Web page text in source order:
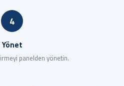
4
Yönet
panelden yönetin.